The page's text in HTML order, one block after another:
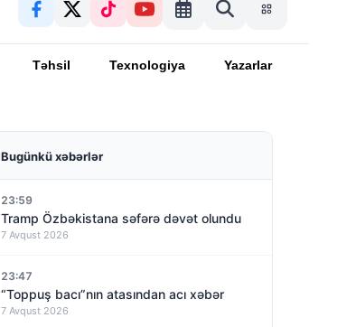
Təhsil Texnologiya Yazarlar
Bugünkü xəbərlər
23:59
Tramp Özbəkistana səfərə dəvət olundu
7 Avqust 2026
23:47
“Toppuş bacı”nın atasından acı xəbər
7 Avqust 2026